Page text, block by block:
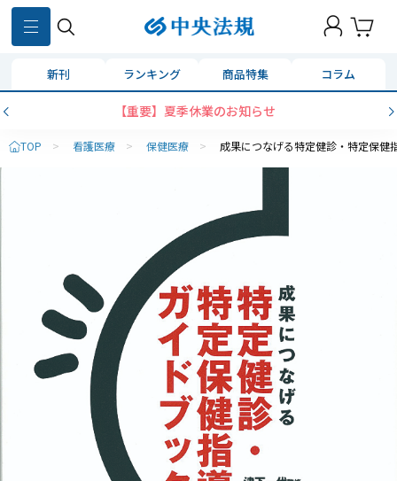
新刊 ランキング 商品特集 コラム
【重要】夏季休業のお知らせ
TOP > 看護医療 > 保健医療 > 成果につなげる特定健診・特定保健